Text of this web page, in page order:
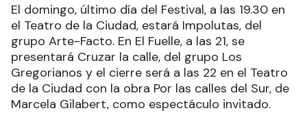
El domingo, último día del Festival, a las 19.30 en
el Teatro de la Ciudad, estará Impolutas, del
grupo Arte-Facto. En El Fuelle, a las 21, se
presentará Cruzar la calle, del grupo Los
Gregorianos y el cierre será a las 22 en el Teatro
de la Ciudad con la obra Por las calles del Sur, de
Marcela Gilabert, como espectáculo invitado.